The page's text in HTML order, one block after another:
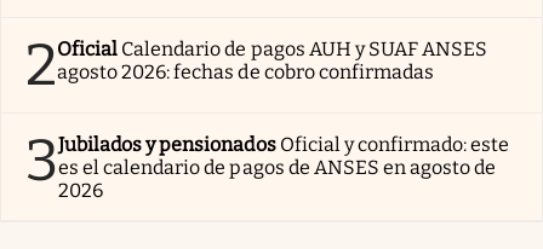
2Oficial Calendario de pagos AUH y SUAF ANSES
agosto 2026: fechas de cobro confirmadas
3Jubilados y pensionados Oficial y confirmado: este
es el calendario de pagos de ANSES en agosto de
2026